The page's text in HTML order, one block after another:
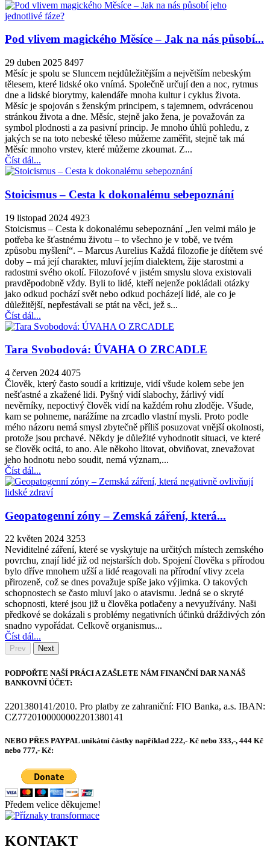
Pod vlivem magického Měsíce – Jak na nás působí...
29 duben 2025 8497
Měsíc je spolu se Sluncem nejdůležitějším a největším nebeským
tělesem, které lidské oko vnímá. Společně určují den a noc, rytmus
dne a lidské biorytmy, kalendáře mnoha kultur i cyklus života.
Měsíc je spojován s ženským principem, s tajemnem, odvrácenou
stránkou života a dne. Měsíc, stejně jako žena, je považován za
symbol plodnosti a za pasivní princip. Je mnoho úhlů pohledu, z
jakých se na toto nebeské těleso můžeme zaměřit, stejně tak má
Měsíc mnoho vrstev, které můžeme zkoumat. Z...
Číst dál...
Stoicismus – Cesta k dokonalému sebepoznání
19 listopad 2024 4923
Stoicismus – Cesta k dokonalému sebepoznání „Jen velmi málo je
potřeba ke šťastnému životu – to všechno je v tobě, ve tvém
způsobu myšlení“. – Marcus Aurelius Každá filozofie je dítětem své
doby – má její charakter, mluví jejím dialektem, žije starostmi a
radostmi svého okolí. Filozofové v jistém smyslu slova existovali
pravděpodobně vždy. Byli to lidé, kteří nejenže pokládali otázky
jako odkud pochází svět nebo odkud pocházejí lidé, ale co je
důležitější, nepřestávali se ptát na věci, jež s...
Číst dál...
Tara Svobodová: ÚVAHA O ZRCADLE
4 červen 2024 4075
Člověk, který často soudí a kritizuje, vidí všude kolem sebe jen
nešťastné a zkažené lidi. Pyšný vidí slabochy, žárlivý vidí
nevěrníky, nepoctivý člověk vidí na každém rohu zloděje. Všude,
kam se pohneme, narážíme na zrcadlo vlastní mysli. Proto podle
mého názoru nemá smysl zbytečně příliš posuzovat vnější okolnosti,
protože jsou prchavé. Někdy je důležité vyhodnotit situaci, ve které
se člověk ocitá, to ano. Ale někoho litovat, obviňovat, znevažovat
jeho hodnotu nebo soudit, nemá význam,...
Číst dál...
Geopatogenní zóny – Zemská záření, která...
22 květen 2024 3253
Neviditelné záření, které se vyskytuje na určitých místech zemského
povrchu, znají lidé již od nejstarších dob. Spojení člověka s přírodou
bylo dříve mnohem užší a lidé reagovali na přírodní vlivy zcela
přirozeně, což se dnes považuje spíše jako výjimka. O takových
schopnostech se často mluví jako o atavismu. Jedná se o skryté
schopnosti, které jsou již u člověka potlačeny a nevyužívány. Naši
předkové se dokázali s problémy negativních účinků dráždivých zón
snadno vypořádat. Celkově organismus...
Číst dál...
Prev Next
PODPOŘTE NAŠÍ PRÁCI A ZAŠLETE NÁM FINANČNÍ DAR NA NÁŠ
BANKOVNÍ ÚČET:
2201380141/2010. Pro platby ze zahraniční: FIO Banka, a.s. IBAN:
CZ7720100000002201380141
NEBO PŘES PAYPAL unikátní částky například 222,- Kč nebo 333,-, 444 Kč
nebo 777,- Kč:
Předem velice děkujeme!
KONTAKT